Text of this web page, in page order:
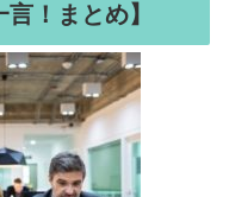
！まとめ】